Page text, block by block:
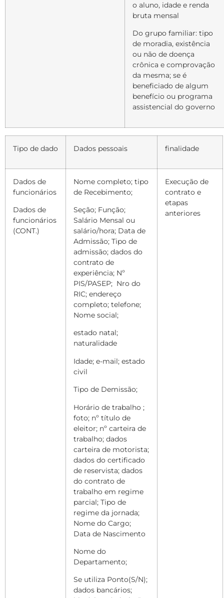
o aluno, idade e renda
bruta mensal
Do grupo familiar: tipo
de moradia, existência
ou não de doença
crônica e comprovação
da mesma; se é
beneficiado de algum
benefício ou programa
assistencial do governo
Tipo de dado Dados pessoais finalidade
Dados de
funcionários
Dados de
funcionários
(CONT.)
Nome completo; tipo
de Recebimento;
Seção; Função;
Salário Mensal ou
salário/hora; Data de
Admissão; Tipo de
admissão; dados do
contrato de
experiência; Nº
PIS/PASEP; Nro do
RIC; endereço
completo; telefone;
Nome social;
estado natal;
naturalidade
Idade; e-mail; estado
civil
Tipo de Demissão;
Horário de trabalho ;
foto; nº título de
eleitor; nº carteira de
trabalho; dados
carteira de motorista;
dados do certificado
de reservista; dados
do contrato de
trabalho em regime
parcial; Tipo de
regime da jornada;
Nome do Cargo;
Data de Nascimento
Nome do
Departamento;
Se utiliza Ponto(S/N);
dados bancários;
Execução de
contrato e
etapas
anteriores